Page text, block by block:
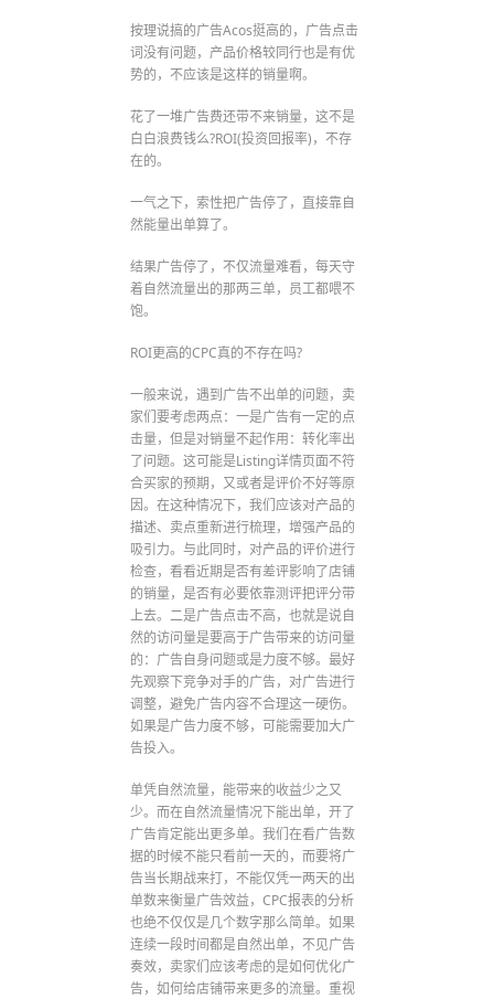
按理说搞的广告Acos挺高的，广告点击
词没有问题，产品价格较同行也是有优
势的，不应该是这样的销量啊。
花了一堆广告费还带不来销量，这不是
白白浪费钱么?ROI(投资回报率)，不存
在的。
一气之下，索性把广告停了，直接靠自
然能量出单算了。
结果广告停了，不仅流量难看，每天守
着自然流量出的那两三单，员工都喂不
饱。
ROI更高的CPC真的不存在吗?
一般来说，遇到广告不出单的问题，卖
家们要考虑两点：一是广告有一定的点
击量，但是对销量不起作用：转化率出
了问题。这可能是Listing详情页面不符
合买家的预期，又或者是评价不好等原
因。在这种情况下，我们应该对产品的
描述、卖点重新进行梳理，增强产品的
吸引力。与此同时，对产品的评价进行
检查，看看近期是否有差评影响了店铺
的销量，是否有必要依靠测评把评分带
上去。二是广告点击不高，也就是说自
然的访问量是要高于广告带来的访问量
的：广告自身问题或是力度不够。最好
先观察下竞争对手的广告，对广告进行
调整，避免广告内容不合理这一硬伤。
如果是广告力度不够，可能需要加大广
告投入。
单凭自然流量，能带来的收益少之又
少。而在自然流量情况下能出单，开了
广告肯定能出更多单。我们在看广告数
据的时候不能只看前一天的，而要将广
告当长期战来打，不能仅凭一两天的出
单数来衡量广告效益，CPC报表的分析
也绝不仅仅是几个数字那么简单。如果
连续一段时间都是自然出单，不见广告
奏效，卖家们应该考虑的是如何优化广
告，如何给店铺带来更多的流量。重视